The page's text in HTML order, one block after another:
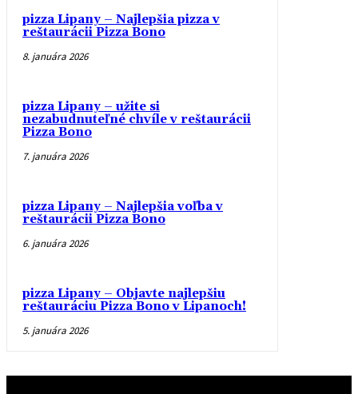
pizza Lipany – Najlepšia pizza v
reštaurácii Pizza Bono
8. januára 2026
pizza Lipany – užite si
nezabudnuteľné chvíle v reštaurácii
Pizza Bono
7. januára 2026
pizza Lipany – Najlepšia voľba v
reštaurácii Pizza Bono
6. januára 2026
pizza Lipany – Objavte najlepšiu
reštauráciu Pizza Bono v Lipanoch!
5. januára 2026